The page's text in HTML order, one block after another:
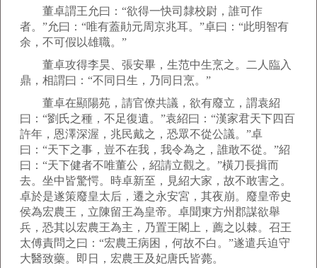
董卓謂王允曰：“欲得一快司隸校尉，誰可作
者。”允曰：“唯有蓋勛元周京兆耳。”卓曰：“此明智有
余，不可假以雄職。”
董卓攻得李昊、張安畢，生范中生烹之。二人臨入
鼎，相謂曰：“不同日生，乃同日烹。”
董卓在顯陽苑，請官僚共議，欲有廢立，謂袁紹
曰：“劉氏之種，不足復遺。”袁紹曰：“漢家君天下四百
許年，恩澤深渥，兆民戴之，恐眾不從公議。”卓
曰：“天下之事，豈不在我，我令為之，誰敢不從。”紹
曰：“天下健者不唯董公，紹請立觀之。”橫刀長揖而
去。坐中皆驚愕。時卓新至，見紹大家，故不敢害之。
卓於是遂策廢皇太后，遷之永安宮，其夜崩。廢皇帝史
侯為宏農王，立陳留王為皇帝。卓聞東方州郡謀欲舉
兵，恐其以宏農王為主，乃置王閣上，薦之以棘。召王
太傅責問之曰：“宏農王病困，何故不白。”遂遣兵迫守
大醫致藥。即日，宏農王及妃唐氏皆薨。